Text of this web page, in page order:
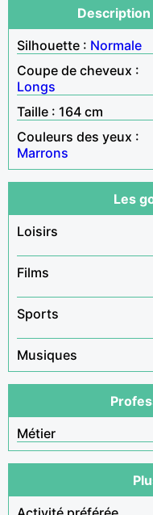
Silhouette : Normale
Coupe de cheveux :
Longs
Taille : 164 cm
Couleurs des yeux :
Marrons
Les
Loisirs
Films
Sports
Musiques
Métier